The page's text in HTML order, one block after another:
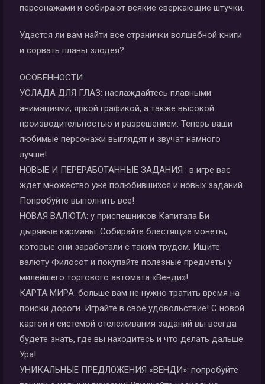
персонажами и собирают всякие сверкающие штучки.
Удастся ли вам найти все странички волшебной книги
и сорвать планы злодея?
ОСОБЕННОСТИ
УСЛАДА ДЛЯ ГЛАЗ: наслаждайтесь плавными
анимациями, яркой графикой, а также высокой
производительностью и разрешением. Теперь ваши
любимые персонажи выглядят и звучат намного
лучше!
НОВЫЕ И ПЕРЕРАБОТАННЫЕ ЗАДАНИЯ : в игре вас
ждёт множество уже полюбившихся и новых заданий.
Попробуйте выполнить все!
НОВАЯ ВАЛЮТА: у приспешников Капитала Би
дырявые карманы. Собирайте блестящие монеты,
которые они заработали с таким трудом. Ищите
валюту Филосот и покупайте полезные предметы у
милейшего торгового автомата «Венди»!
КАРТА МИРА: больше вам не нужно тратить время на
поиски дороги. Играйте в своё удовольствие! С новой
картой и системой отслеживания заданий вы всегда
будете знать, где вы находитесь и что делать дальше.
Ура!
УНИКАЛЬНЫЕ ПРЕДЛОЖЕНИЯ «ВЕНДИ»: попробуйте